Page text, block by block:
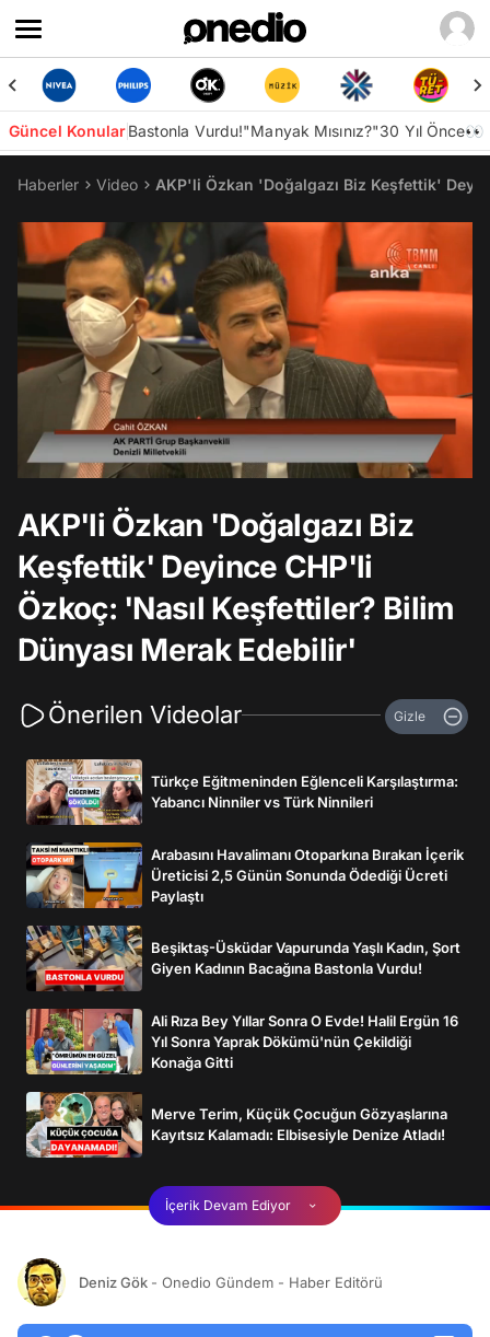
Güncel KonularBastonla Vurdu!"Manyak Mısınız?"30 Yıl Önce👀
Haberler Video AKP'li Özkan 'Doğalgazı Biz Keşfettik'
AKP'li Özkan 'Doğalgazı Biz
Keşfettik' Deyince CHP'li
Özkoç: 'Nasıl Keşfettiler? Bilim
Dünyası Merak Edebilir'
Önerilen Videolar Gizle
Türkçe Eğitmeninden Eğlenceli Karşılaştırma:
Yabancı Ninniler vs Türk Ninnileri
Arabasını Havalimanı Otoparkına Bırakan İçerik
Üreticisi 2,5 Günün Sonunda Ödediği Ücreti
Paylaştı
Beşiktaş-Üsküdar Vapurunda Yaşlı Kadın, Şort
Giyen Kadının Bacağına Bastonla Vurdu!
Ali Rıza Bey Yıllar Sonra O Evde! Halil Ergün 16
Yıl Sonra Yaprak Dökümü'nün Çekildiği
Konağa Gitti
Merve Terim, Küçük Çocuğun Gözyaşlarına
Kayıtsız Kalamadı: Elbisesiyle Denize Atladı!
İçerik Devam Ediyor
Deniz Gök - Onedio Gündem - Haber Editörü